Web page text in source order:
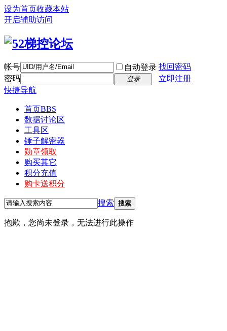
设为首页收藏本站
开启辅助访问
帐号 自动登录 找回密码
密码
登录
立即注册
快捷导航
首页BBS
数据讨论区
工具区
锤子解密器
勋章领取
购买其它
积分充值
购卡送积分
搜索 搜索
抱歉，您尚未登录，无法进行此操作